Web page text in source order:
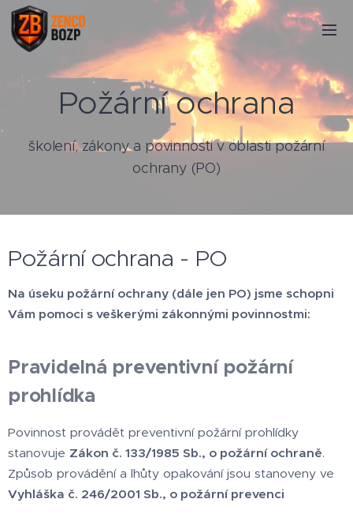
Požární ochrana
školení, zákony a povinnosti v oblasti požární
ochrany (PO)
Požární ochrana - PO
Na úseku požární ochrany (dále jen PO) jsme schopni
Vám pomoci s veškerými zákonnými povinnostmi:
Pravidelná preventivní požární
prohlídka
Povinnost provádět preventivní požární prohlídky
stanovuje Zákon č. 133/1985 Sb., o požární ochraně.
Způsob provádění a lhůty opakování jsou stanoveny ve
Vyhláška č. 246/2001 Sb., o požární prevenci